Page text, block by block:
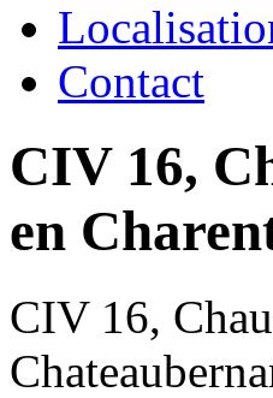
Contact
CIV 16,
en
CIV 16,